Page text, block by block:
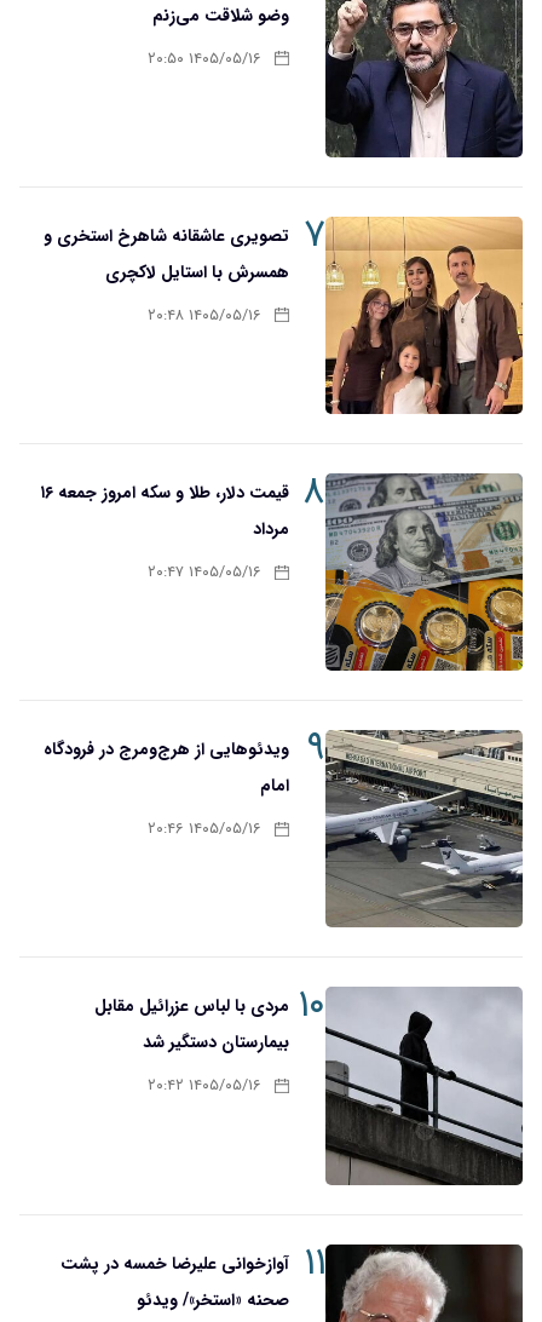
وضو شلاقت می‌زنم
۱۴۰۵/۰۵/۱۶ ۲۰:۵۰
۷
تصویری عاشقانه شاهرخ استخری و
همسرش با استایل لاکچری
۱۴۰۵/۰۵/۱۶ ۲۰:۴۸
۸
قیمت دلار، طلا و سکه امروز جمعه ۱۶
مرداد
۱۴۰۵/۰۵/۱۶ ۲۰:۴۷
۹
ویدئوهایی از هرج‌ومرج در فرودگاه
امام
۱۴۰۵/۰۵/۱۶ ۲۰:۴۶
۱۰ مردی با لباس عزرائیل مقابل
بیمارستان دستگیر شد
۱۴۰۵/۰۵/۱۶ ۲۰:۴۲
۱۱
آوازخوانی علیرضا خمسه در پشت
صحنه «استخر»/ ویدئو